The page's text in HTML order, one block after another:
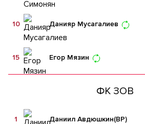
Данияр Мусагалиев
10
Егор Мязин
15
ФК ЗОВ
Даниил Авдюшкин(ВР)
1